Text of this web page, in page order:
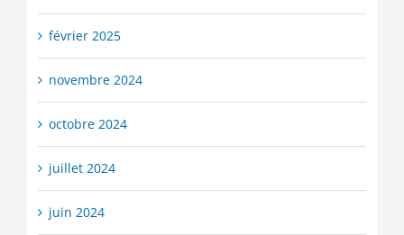
février 2025
novembre 2024
octobre 2024
juillet 2024
juin 2024